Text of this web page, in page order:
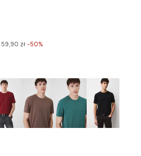
59,90 zł -50%